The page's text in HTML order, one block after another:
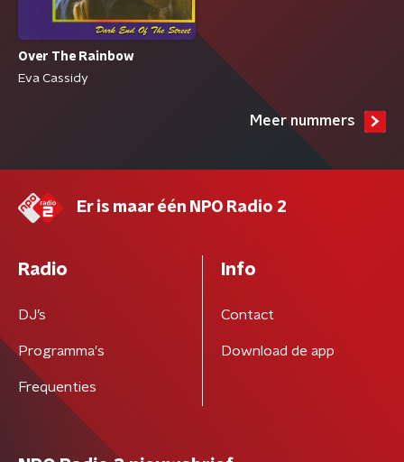
Over The Rainbow
Eva Cassidy
Meer nummers
Er is maar één NPO Radio 2
Radio
DJ’s
Programma's
Frequenties
Info
Contact
Download de app